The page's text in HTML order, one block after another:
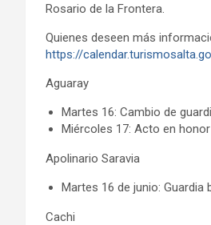
Rosario de la Frontera.
Quienes deseen más
https://
Aguaray
Martes 16: Cambio de
Miércoles 17: Acto en honor
Apolinario Saravia
Martes 16 de junio: Guardia
Cachi